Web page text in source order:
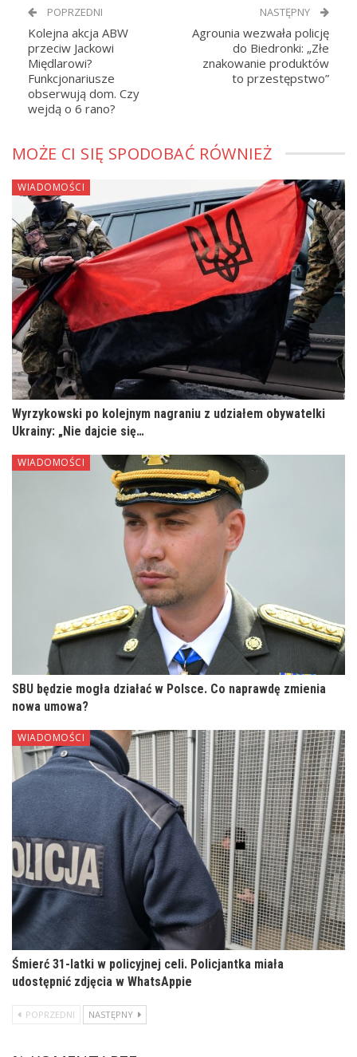
POPRZEDNI
Kolejna akcja ABW
przeciw Jackowi
Międlarowi?
Funkcjonariusze
obserwują dom. Czy
wejdą o 6 rano?
NASTĘPNY
Agrounia wezwała policję
do Biedronki: „Złe
znakowanie produktów
to przestępstwo”
MOŻE CI SIĘ SPODOBAĆ RÓWNIEŻ
WIADOMOŚCI
Wyrzykowski po kolejnym nagraniu z udziałem obywatelki
Ukrainy: „Nie dajcie się…
WIADOMOŚCI
SBU będzie mogła działać w Polsce. Co naprawdę zmienia
nowa umowa?
WIADOMOŚCI
Śmierć 31-latki w policyjnej celi. Policjantka miała
udostępnić zdjęcia w WhatsAppie
POPRZEDNI NASTĘPNY